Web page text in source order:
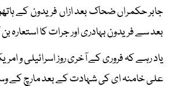
جابر حکمراں ضحاک بعد ازاں فریدون کے
بعد سے فریدون بہادری اور جرات کا استعارہ بن
یاد رہے کہ فروری کے آخری روز اسرائیلی و
علی خامنہ ای کی شہادت کے بعد مارچ کے